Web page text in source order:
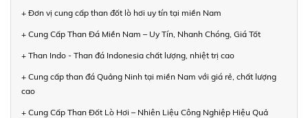
+ Đơn vị cung cấp than đốt lò hơi uy tín tại miền Nam
+ Cung Cấp Than Đá Miền Nam – Uy Tín, Nhanh Chóng, Giá Tốt
+ Than Indo - Than đá Indonesia chất lượng, nhiệt trị cao
+ Cung cấp than đá Quảng Ninh tại miền Nam với giá rẻ, chất lượng
cao
+ Cung Cấp Than Đốt Lò Hơi – Nhiên Liệu Công Nghiệp Hiệu Quả